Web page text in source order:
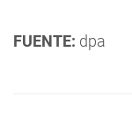
FUENTE: dpa